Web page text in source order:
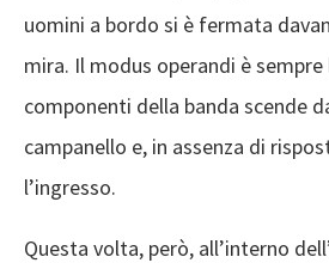
uomini a bordo si è fermata
mira. Il modus operandi è
componenti della banda scende
campanello e, in assenza di
l’ingresso.
Questa volta, però, all’interno